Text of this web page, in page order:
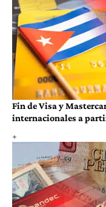
Fin de Visa y
internacionales a